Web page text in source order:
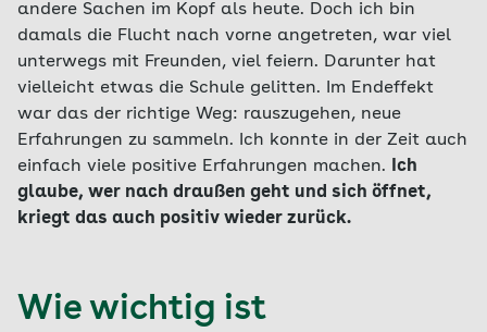
andere Sachen im Kopf als heute. Doch ich bin
damals die Flucht nach vorne angetreten, war viel
unterwegs mit Freunden, viel feiern. Darunter hat
vielleicht etwas die Schule gelitten. Im Endeffekt
war das der richtige Weg: rauszugehen, neue
Erfahrungen zu sammeln. Ich konnte in der Zeit auch
einfach viele positive Erfahrungen machen.
Ich
glaube, wer nach draußen geht und sich öffnet,
kriegt das auch positiv wieder zurück.
Wie wichtig ist